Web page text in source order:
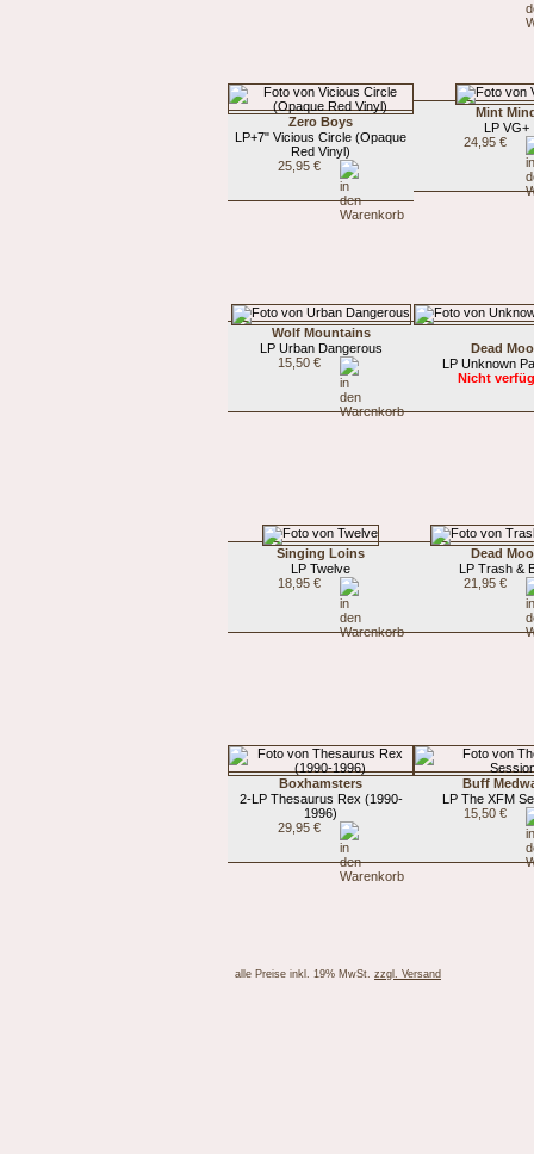
Zero Boys
LP+7" Vicious Circle (Opaque
Red Vinyl)
25,95 €
Mint
LP VG+
24,95 €
Wolf Mountains
LP Urban Dangerous
15,50 €
Dead
LP Unknown
Nicht
Singing Loins
LP Twelve
18,95 €
Dead
LP Trash &
21,95 €
Boxhamsters
2-LP Thesaurus Rex (1990-
1996)
29,95 €
Buff
LP The XFM
15,50 €
alle Preise inkl. 19% MwSt. zzgl. Versand